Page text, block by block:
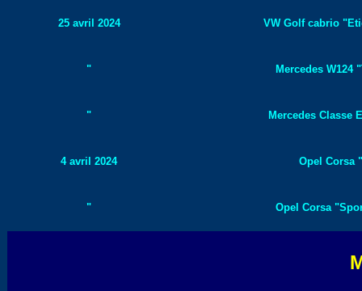
25 avril 2024 VW Golf cabrio
" Mercedes W124
" Mercedes Classe
4 avril 2024 Opel Corsa
" Opel Corsa